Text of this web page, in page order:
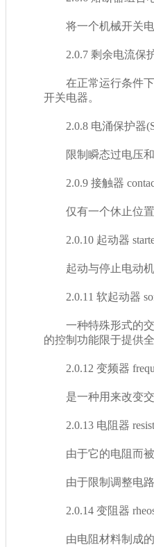
将一个机械开关电器
2.0.7 剩余电流保护
在正常运行条件下能
开关电器。
2.0.8 电涌保护器
限制瞬态过电压和泄
2.0.9 接触器
仅有一个休止位置
2.0.10 起动器
起动与停止电动机所需
2.0.11 软起动器
一种特殊形式的交流
的控制功能限于提供全
2.0.12 变频器
是一种用来改变交流电
2.0.13 电阻器
由于它的电阻而被使
由于限制调整电路
2.0.14 变阻器
由电阻材料制成的电